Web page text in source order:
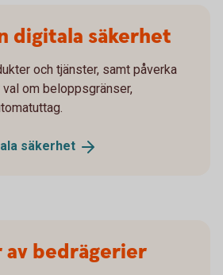
digitala säkerhet
och tjänster, samt påverka
om beloppsgränser,
säkerhet
av bedrägerier